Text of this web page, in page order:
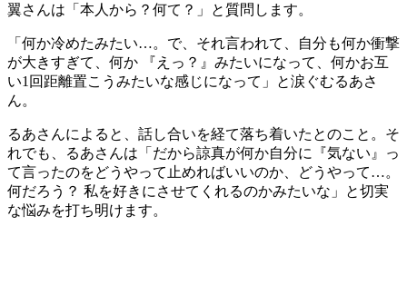
翼さんは「本人から？何て？」と質問します。
「何か冷めたみたい…。で、それ言われて、自分も何か衝撃
が大きすぎて、何か 『えっ？』みたいになって、何かお互
い1回距離置こうみたいな感じになって」と涙ぐむるあさ
ん。
るあさんによると、話し合いを経て落ち着いたとのこと。そ
れでも、るあさんは「だから諒真が何か自分に『気ない』っ
て言ったのをどうやって止めればいいのか、どうやって…。
何だろう？ 私を好きにさせてくれるのかみたいな」と切実
な悩みを打ち明けます。